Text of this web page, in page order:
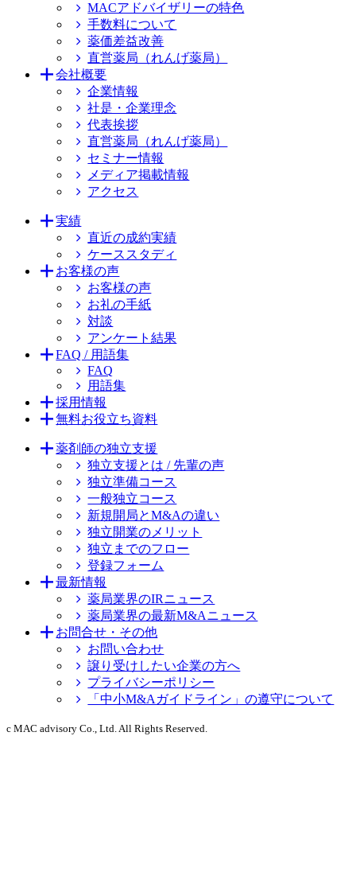
MACアドバイザリーの特色
手数料について
薬価差益改善
直営薬局（れんげ薬局）
会社概要
企業情報
社是・企業理念
代表挨拶
直営薬局（れんげ薬局）
セミナー情報
メディア掲載情報
アクセス
実績
直近の成約実績
ケーススタディ
お客様の声
お客様の声
お礼の手紙
対談
アンケート結果
FAQ / 用語集
FAQ
用語集
採用情報
無料お役立ち資料
薬剤師の独立支援
独立支援とは / 先輩の声
独立準備コース
一般独立コース
新規開局とM&Aの違い
独立開業のメリット
独立までのフロー
登録フォーム
最新情報
薬局業界のIRニュース
薬局業界の最新M&Aニュース
お問合せ・その他
お問い合わせ
譲り受けしたい企業の方へ
プライバシーポリシー
「中小M&Aガイドライン」の遵守について
c MAC advisory Co., Ltd. All Rights Reserved.